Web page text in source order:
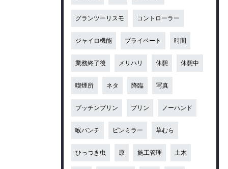
グランツーリスモ コントローラー
ジャイロ機能 プライベート 時間
業務終了後 メリハリ 休憩 休憩中
喫煙所 ネタ 降臨 写真
プッチンプリン プリン ノーハンド
喉パンチ ピンミラー 草むら
ひっつき虫 原 施工管理 土木